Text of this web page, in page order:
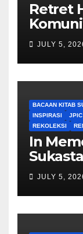
Retret
Bruder
JULY 5,
BACAAN KITAB
INSPIRASI
JPIC
REKOLEKSI
In
JULY 5,